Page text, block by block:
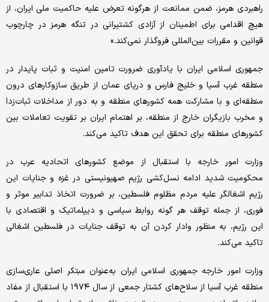
راهبردی هرمز، ضمن ممانعت از هرگونه تعرض علیه حاکمیت ملی ایران، از
هیچ اقدامی برای اطمینان از آزادی کشتیرانی در تنگه هرمز در چارچوب
قوانین و مقررات بین‌المللی فروگذار نمی‌کند.»
جمهوری اسلامی ایران با یادآوری ضرورت تامین امنیت و ثبات پایدار در
منطقه غرب آسیا و خلیج فارس و دریای عمان از طریق سازوکارهای درون
منطقه‌ای و با مشارکت همه کشورهای منطقه و به دور از مداخلات ثبات‌زدا
و مخرب بازیگران خارج از منطقه، بر اهتمام ایران بر تقویت تعاملات بین
کشورهای منطقه برای تحقق این هدف تاکید می‌کند.
وزارت امور خارجه با استقبال از موضع کشورهای اتحادیه عرب در
محکومیت شدید ادامه نسل‌کشی رژیم صهیونیستی در غزه و جنایات این
رژیم اشغالگر علیه مردم مظلوم فلسطین، بر ضرورت اتخاذ تدابیر موثر و
فوری، از جمله توقف هر گونه روابط سیاسی و دیپلماتیک و اقتصادی با
این رژیم، به منظور وادار کردن آن به توقف جنایات در فلسطین اشغالی
تاکید می‌کند.
وزارت امور خارجه جمهوری اسلامی ایران به‌عنوان مبتکر اصلی عاری‌سازی
منطقه غرب آسیا از سلاح‌های کشتار جمعی از سال ۱۹۷۴ با استقبال از مفاد